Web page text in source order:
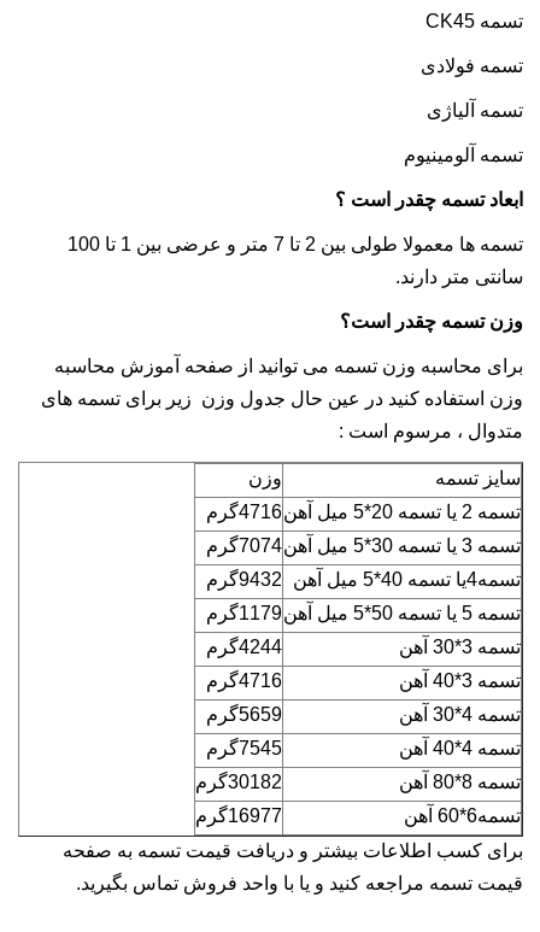
تسمه CK45
تسمه فولادی
تسمه آلیاژی
تسمه آلومینیوم
ابعاد تسمه چقدر است ؟
تسمه ها معمولا طولی بین 2 تا 7 متر و عرضی بین 1 تا 100
سانتی متر دارند.
وزن تسمه چقدر است؟
برای محاسبه وزن تسمه می توانید از صفحه آموزش محاسبه
وزن استفاده کنید در عین حال جدول وزن زیر برای تسمه های
متدوال ، مرسوم است :
سایز تسمه
وزن
تسمه 2 یا تسمه 20*5 میل آهن
4716گرم
تسمه 3 یا تسمه 30*5 میل آهن
7074گرم
تسمه4یا تسمه 40*5 میل آهن
9432گرم
تسمه 5 یا تسمه 50*5 میل آهن
1179گرم
تسمه 3*30 آهن
4244گرم
تسمه 3*40 آهن
4716گرم
تسمه 4*30 آهن
5659گرم
تسمه 4*40 آهن
7545گرم
تسمه 8*80 آهن
30182گرم
تسمه6*60 آهن
16977گرم
برای کسب اطلاعات بیشتر و دریافت قیمت تسمه به صفحه
قیمت تسمه مراجعه کنید و یا با واحد فروش تماس بگیرید.